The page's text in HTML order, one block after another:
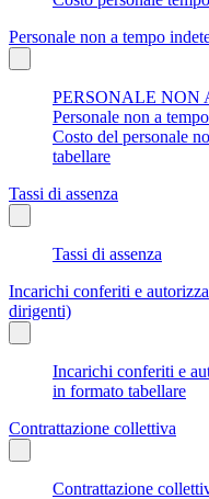
Personale non a tempo
PERSONALE NON
Personale non a
Costo del personale
tabellare
Tassi di assenza
Tassi di assenza
Incarichi conferiti e
dirigenti)
Incarichi conferiti e
in formato tabellare
Contrattazione collettiva
Contrattazione